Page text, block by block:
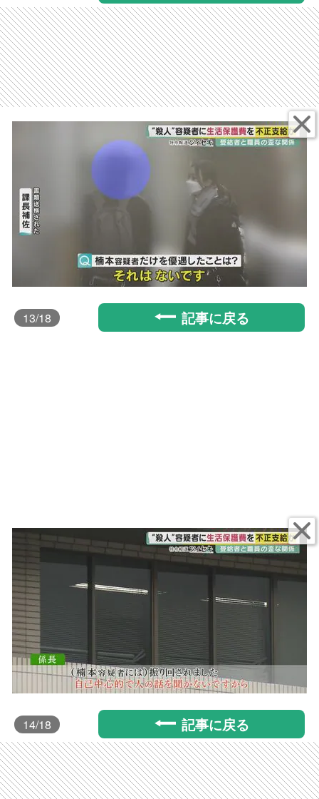
13/18 記事に戻る
14/18 記事に戻る